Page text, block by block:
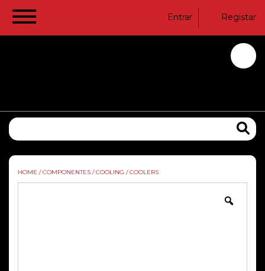
Entrar Registar
HOME / COMPONENTES / COOLING / COOLERS